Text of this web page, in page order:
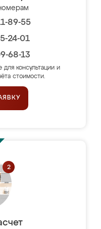
89-55
24-01
68-13
для консультации и
стоимости.